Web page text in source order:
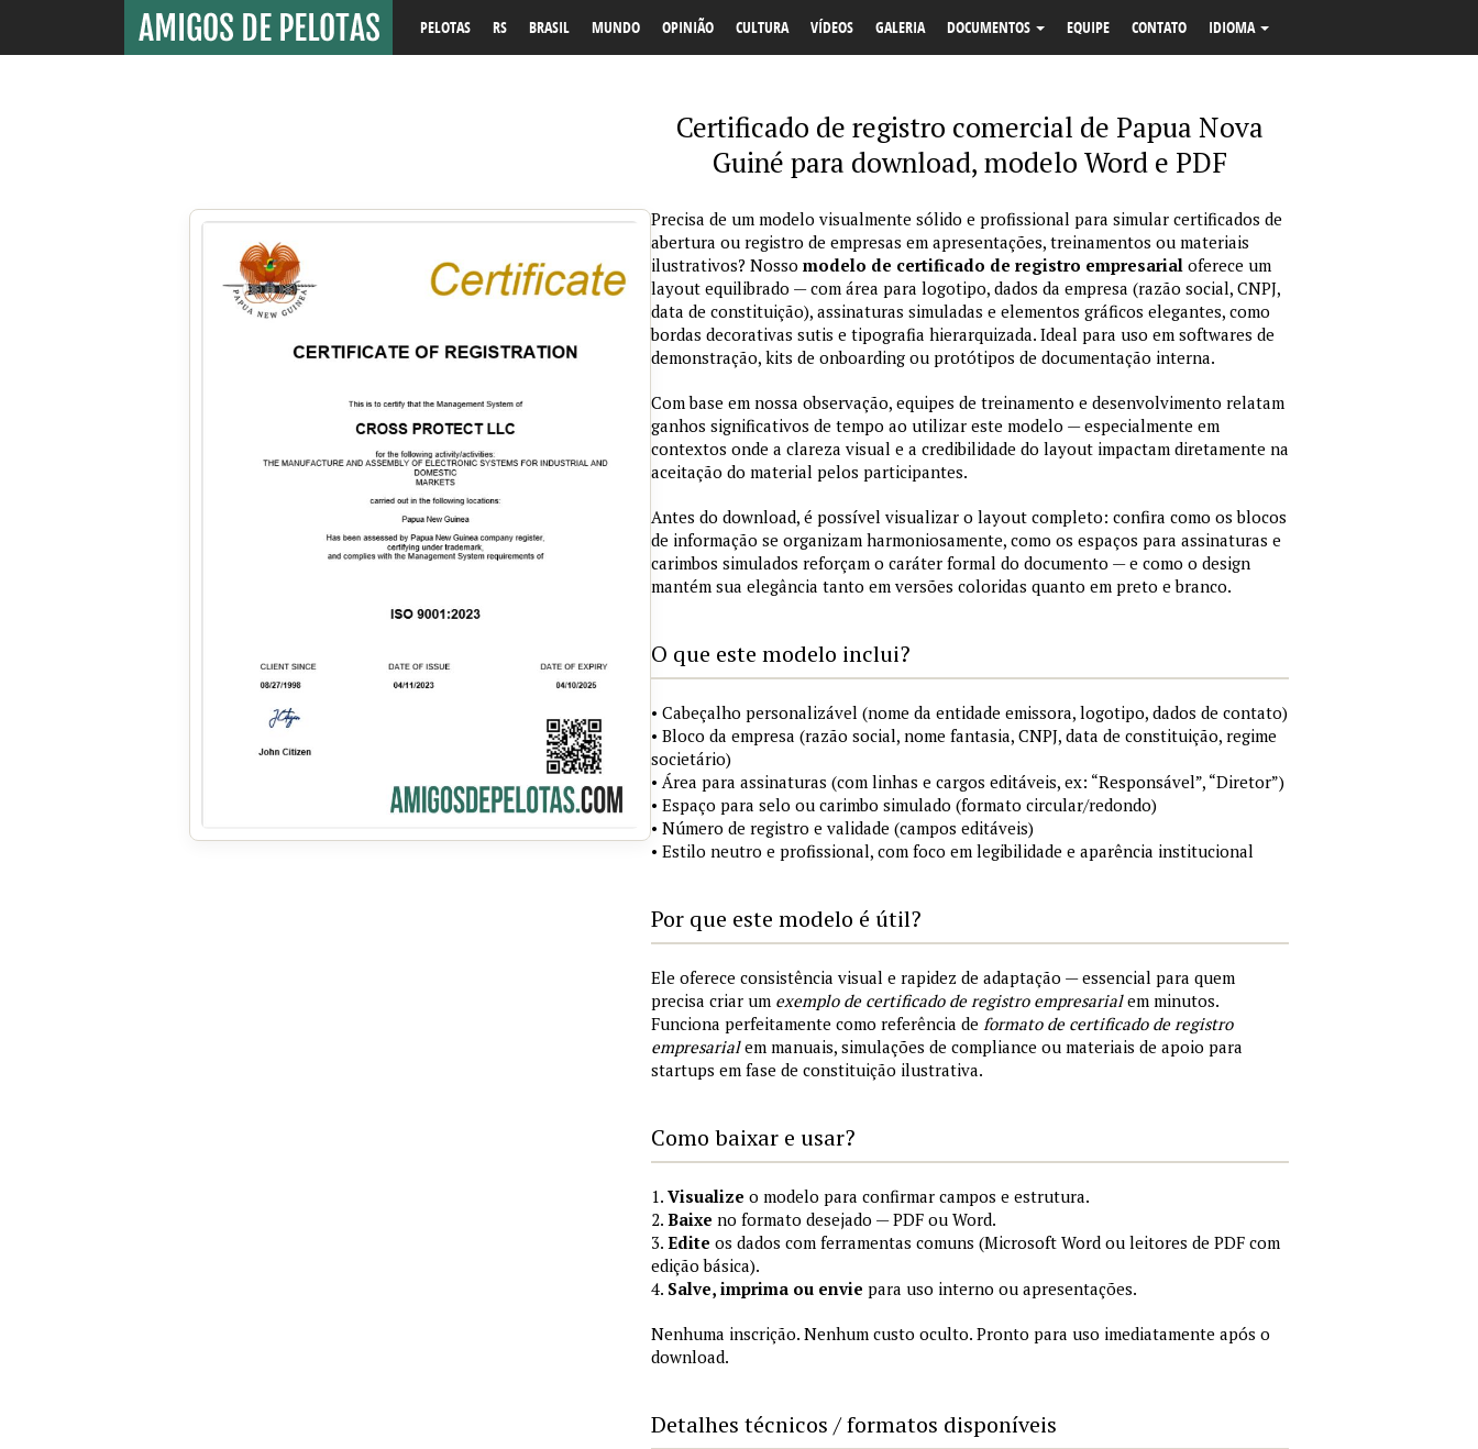
PELOTAS RS BRASIL MUNDO OPINIÃO CULTURA VÍDEOS GALERIA DOCUMENTOS EQUIPE CONTATO IDIOMA
Certificado de registro comercial de Papua Nova
Guiné para download, modelo Word e PDF
Precisa de um modelo visualmente sólido e profissional para simular certificados de
abertura ou registro de empresas em apresentações, treinamentos ou materiais
ilustrativos? Nosso modelo de certificado de registro empresarial oferece um
layout equilibrado — com área para logotipo, dados da empresa (razão social, CNPJ,
data de constituição), assinaturas simuladas e elementos gráficos elegantes, como
bordas decorativas sutis e tipografia hierarquizada. Ideal para uso em softwares de
demonstração, kits de onboarding ou protótipos de documentação interna.
Com base em nossa observação, equipes de treinamento e desenvolvimento relatam
ganhos significativos de tempo ao utilizar este modelo — especialmente em
contextos onde a clareza visual e a credibilidade do layout impactam diretamente na
aceitação do material pelos participantes.
Antes do download, é possível visualizar o layout completo: confira como os blocos
de informação se organizam harmoniosamente, como os espaços para assinaturas e
carimbos simulados reforçam o caráter formal do documento — e como o design
mantém sua elegância tanto em versões coloridas quanto em preto e branco.
O que este modelo inclui?
• Cabeçalho personalizável (nome da entidade emissora, logotipo, dados de contato)
• Bloco da empresa (razão social, nome fantasia, CNPJ, data de constituição, regime
societário)
• Área para assinaturas (com linhas e cargos editáveis, ex: “Responsável”, “Diretor”)
• Espaço para selo ou carimbo simulado (formato circular/redondo)
• Número de registro e validade (campos editáveis)
• Estilo neutro e profissional, com foco em legibilidade e aparência institucional
Por que este modelo é útil?
Ele oferece consistência visual e rapidez de adaptação — essencial para quem
precisa criar um exemplo de certificado de registro empresarialem minutos.
Funciona perfeitamente como referência de formato de certificado de registro
empresarialem manuais, simulações de compliance ou materiais de apoio para
startups em fase de constituição ilustrativa.
Como baixar e usar?
1. Visualize o modelo para confirmar campos e estrutura.
2. Baixe no formato desejado — PDF ou Word.
3. Edite os dados com ferramentas comuns (Microsoft Word ou leitores de PDF com
edição básica).
4. Salve, imprima ou envie para uso interno ou apresentações.
Nenhuma inscrição. Nenhum custo oculto. Pronto para uso imediatamente após o
download.
Detalhes técnicos / formatos disponíveis